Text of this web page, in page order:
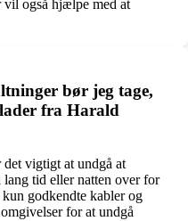
vil også hjælpe med at
bør jeg tage,
fra Harald
vigtigt at undgå at
tid eller natten over for
godkendte kabler og
for at undgå